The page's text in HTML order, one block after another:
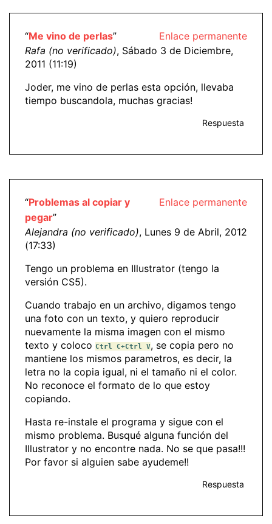
Enlace permanente
“Me vino de perlas”
Rafa (no verificado), Sábado 3 de Diciembre,
2011 (11:19)
Joder, me vino de perlas esta opción, llevaba
tiempo buscandola, muchas gracias!
Respuesta
Enlace permanente
“Problemas al copiar y
pegar”
Alejandra (no verificado), Lunes 9 de Abril, 2012
(17:33)
Tengo un problema en Illustrator (tengo la
versión CS5).
Cuando trabajo en un archivo, digamos tengo
una foto con un texto, y quiero reproducir
nuevamente la misma imagen con el mismo
texto y coloco Ctrl C+Ctrl V, se copia pero no
mantiene los mismos parametros, es decir, la
letra no la copia igual, ni el tamaño ni el color.
No reconoce el formato de lo que estoy
copiando.
Hasta re-instale el programa y sigue con el
mismo problema. Busqué alguna función del
Illustrator y no encontre nada. No se que pasa!!!
Por favor si alguien sabe ayudeme!!
Respuesta